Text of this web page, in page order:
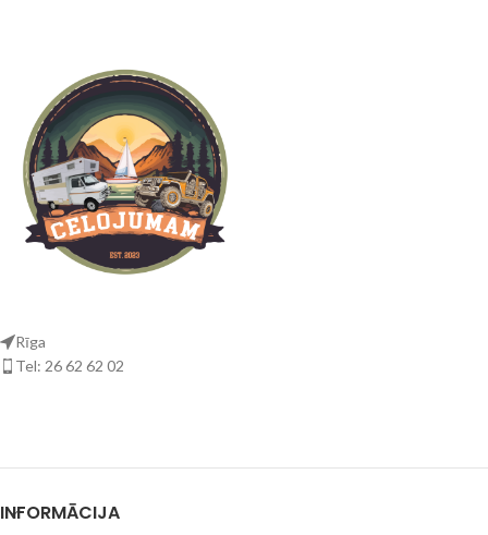
Rīga
Tel: 26 62 62 02
INFORMĀCIJA